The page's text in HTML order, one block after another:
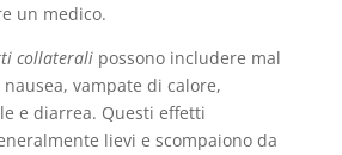
un medico.
collateralipossono includere mal
vampate di calore,
e diarrea. Questi effetti
lievi e scompaiono da